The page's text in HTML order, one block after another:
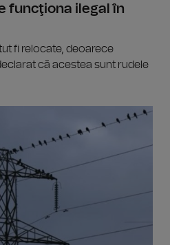
funcţiona ilegal în
fi relocate, deoarece
că acestea sunt rudele